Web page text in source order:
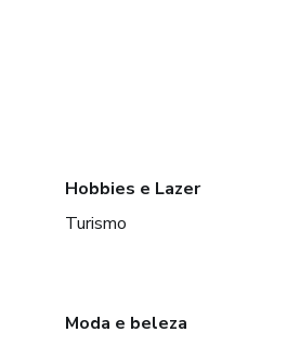
Hobbies e Lazer
Turismo
Moda e beleza